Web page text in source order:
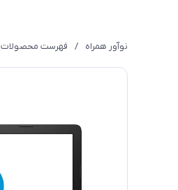
نوآور همراه / فهرست محصولات